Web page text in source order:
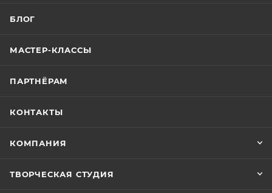
БЛОГ
МАСТЕР-КЛАССЫ
ПАРТНЁРАМ
КОНТАКТЫ
КОМПАНИЯ
ТВОРЧЕСКАЯ СТУДИЯ